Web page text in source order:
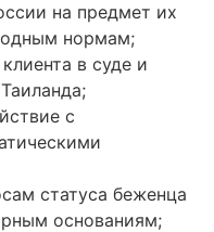
на предмет их
нормам;
в суде и
с
статуса беженца
основаниям;